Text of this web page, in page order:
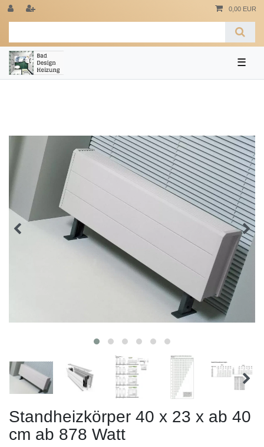
0,00 EUR
☰
Standheizkörper 40 x 23 x ab 40
cm ab 878 Watt